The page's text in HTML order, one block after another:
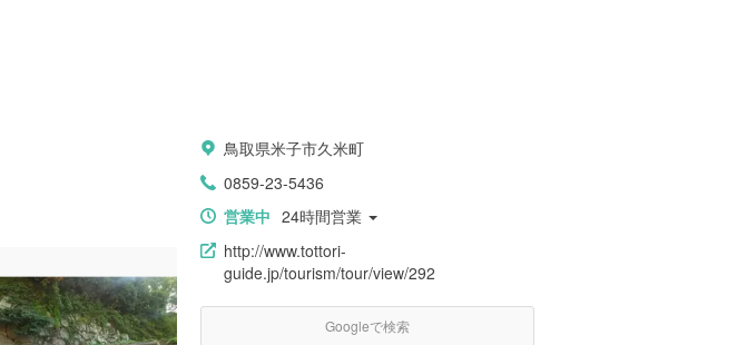
鳥取県米子市久米町
0859-23-5436
営業中 24時間営業
http://www.tottori-
guide.jp/tourism/tour/view/292
Googleで検索